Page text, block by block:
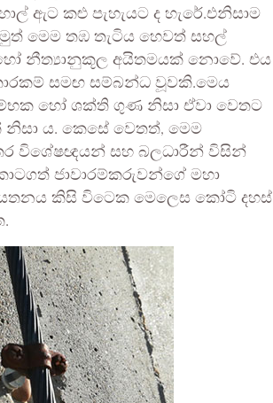
ඇට කළු පැහැයට ද හැරේ.එනිසාම
මෙම තඹ තැටිය හෙවත් සහල්
නීත්‍යානුකූල අයිතමයක් නොවේ. එය
සමඟ සම්බන්ධ වූවකි.මෙය
හෝ ශක්ති ගුණ නිසා ඒවා වෙතට
නිසා ය. කෙසේ වෙතත්, මෙම
විශේෂඥයන් සහ බලධාරීන් විසින්
ජාවාරම්කරුවන්ගේ මහා
කිසි විටෙක මෙලෙස කෝටි දහස්